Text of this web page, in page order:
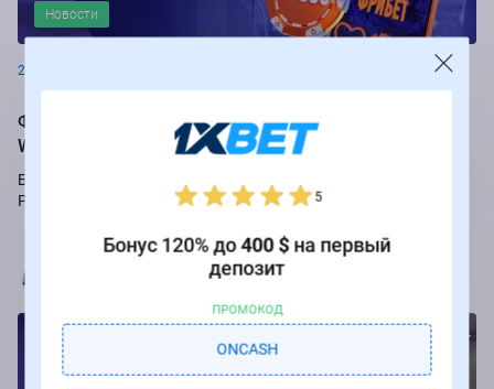
Новости
26.08.2024
Фрибеты до 250 000 рублей за ставки на РПЛ от БК
Winline
Букмекер Winline подарит бесплатные ставки за пари на игры
Российской Премьер-лиги.
5
Бонус 120% до400 $на первый
депозит
ПРОМОКОД
ONCASH